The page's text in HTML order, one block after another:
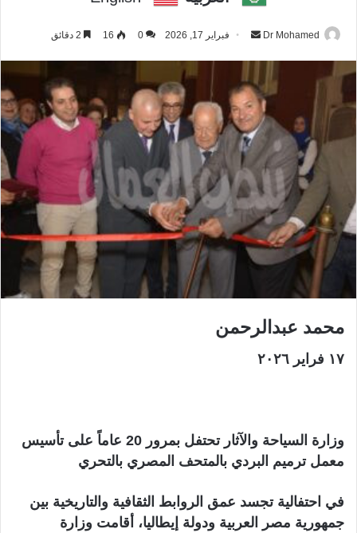
Dr Mohamed
ل
ب
ر
ي
د
ا
إ
ل
ك
ي
فبراير 17, 2026 0
16
محمد عبدالرحمن
١٧ فراير ٢٠٢٦
وزارة السياحة والآثار تحتفل بمرور 20 عاماً على تأسيس
معمل ترميم البردي بالمتحف المصري بالتحري
في احتفالية تجسد عمق الروابط الثقافية والتاريخية بين
جمهورية مصر العربية ودولة إيطاليا، أقامت وزارة